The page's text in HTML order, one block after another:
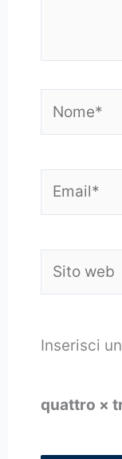
web
Inserisci
quattro ×